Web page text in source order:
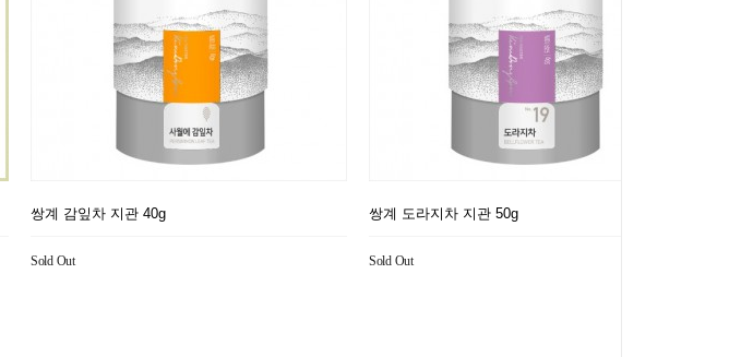
쌍계 감잎차 지관 40g
Sold Out
쌍계 도라지차 지관 50g
Sold Out